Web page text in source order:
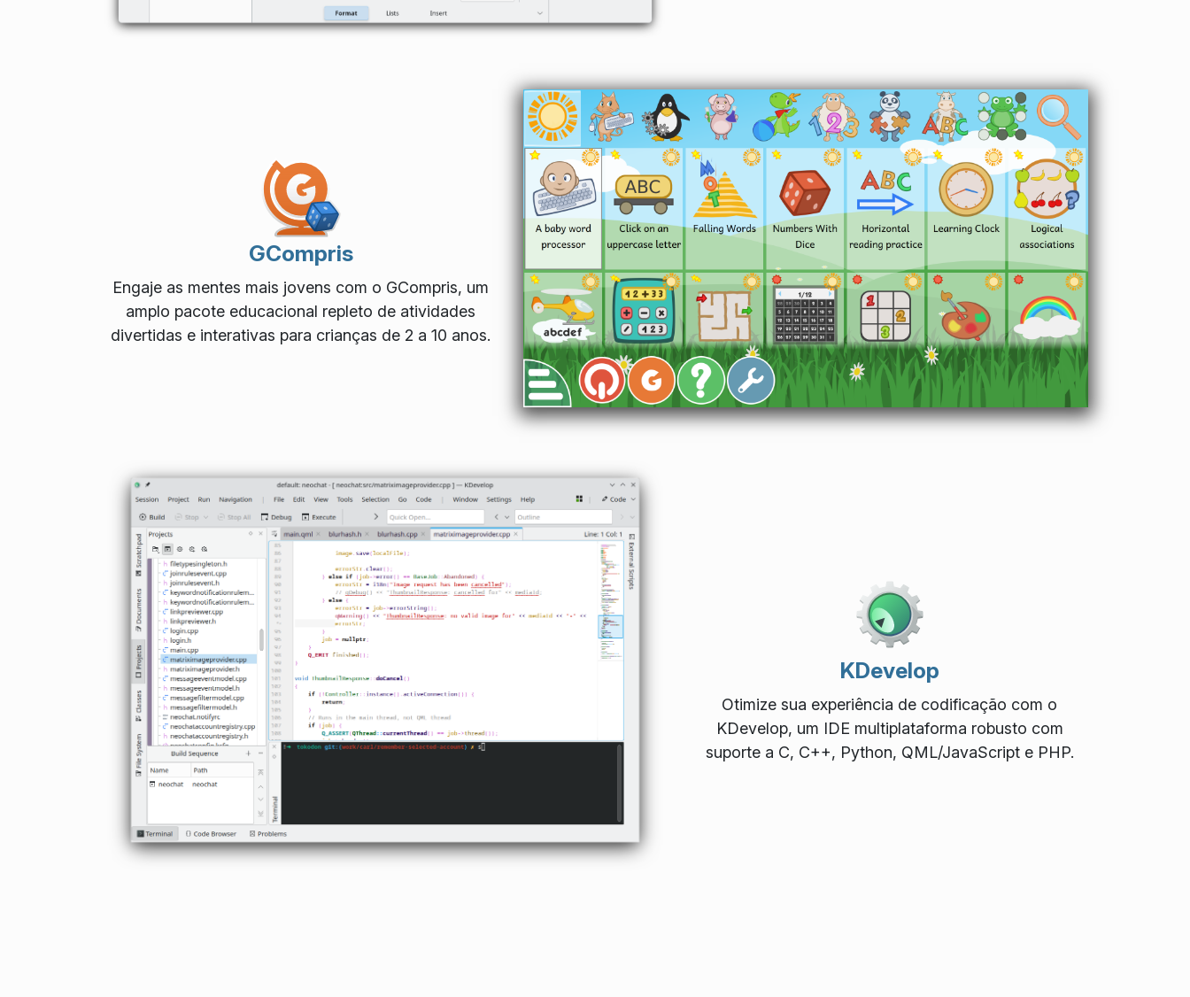
GCompris
Engaje as mentes mais jovens com o GCompris, um
amplo pacote educacional repleto de atividades
divertidas e interativas para crianças de 2 a 10 anos.
KDevelop
Otimize sua experiência de codificação com o
KDevelop, um IDE multiplataforma robusto com
suporte a C, C++, Python, QML/JavaScript e PHP.